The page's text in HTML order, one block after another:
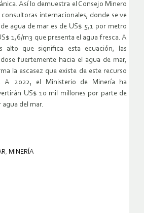
Así lo demuestra el Consejo Minero
consultoras internacionales, donde se ve
agua de mar es de US$ 5,1 por metro
1,6/m3 que presenta el agua fresca. A
alto que significa esta ecuación, las
fuertemente hacia el agua de mar,
la escasez que existe de este recurso
A 2022, el Ministerio de Minería ha
US$ 10 mil millones por parte de
agua del mar.
, MINERÍA